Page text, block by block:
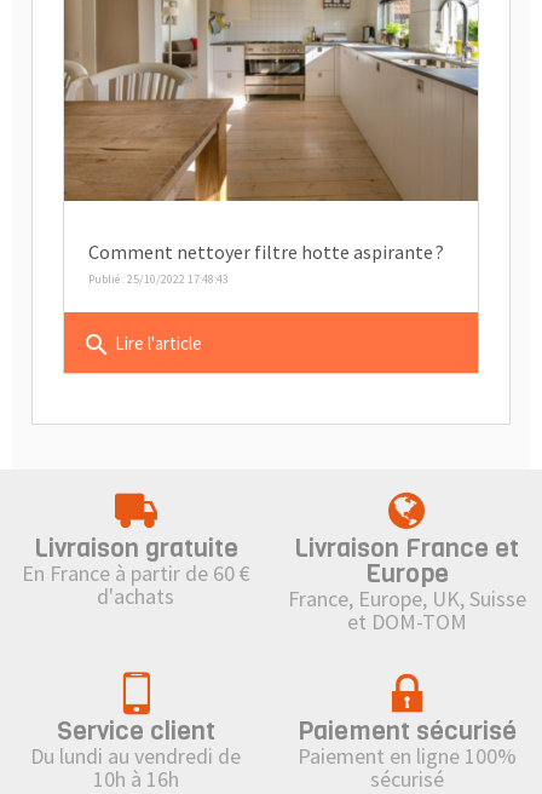
Comment nettoyer filtre hotte aspirante ?
Publié : 25/10/2022 17:48:43
search Lire l'article
Livraison gratuite
En France à partir de 60 €
d'achats
Livraison France et
Europe
France, Europe, UK, Suisse
et DOM-TOM
Service client
Du lundi au vendredi de
10h à 16h
Paiement sécurisé
Paiement en ligne 100%
sécurisé